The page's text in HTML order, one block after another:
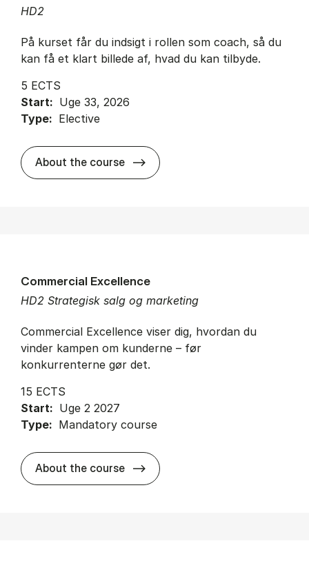
HD2
På kurset får du indsigt i rollen som coach, så du
kan få et klart billede af, hvad du kan tilbyde.
5 ECTS
Start: Uge 33, 2026
Type: Elective
About the course about
HD2 Strategisk salg og marketing
Commercial Excellence
Commercial Excellence viser dig, hvordan du
vinder kampen om kunderne – før
konkurrenterne gør det.
15 ECTS
Start: Uge 2 2027
Type: Mandatory course
About the course about